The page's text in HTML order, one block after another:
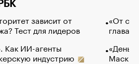
зависит от
Тест для лидеров
Как ИИ-агенты
индустрию
«От
глава
Маск в